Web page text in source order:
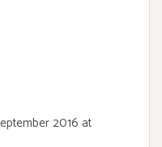
2016 at